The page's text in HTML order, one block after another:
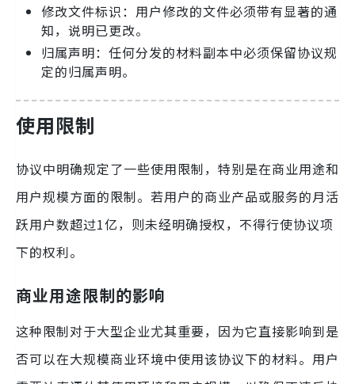
修改文件标识：用户修改的文件必须带有显著的通
知，说明已更改。
归属声明：任何分发的材料副本中必须保留协议规
定的归属声明。
使用限制
协议中明确规定了一些使用限制，特别是在商业用途和
用户规模方面的限制。若用户的商业产品或服务的月活
跃用户数超过1亿，则未经明确授权，不得行使协议项
下的权利。
商业用途限制的影响
这种限制对于大型企业尤其重要，因为它直接影响到是
否可以在大规模商业环境中使用该协议下的材料。用户